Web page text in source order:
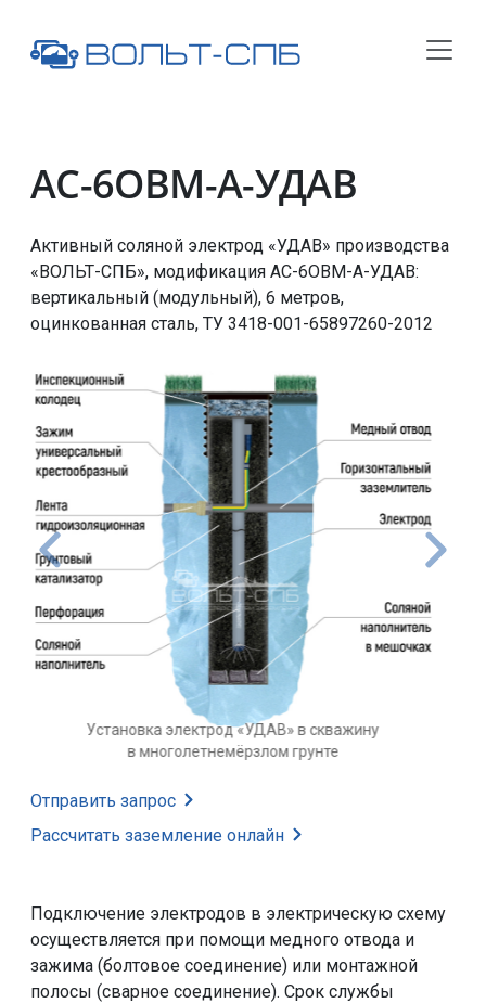
АС-6ОВМ-А-УДАВ
Активный соляной электрод «УДАВ» производства
«ВОЛЬТ-СПБ», модификация АС-6ОВМ-А-УДАВ:
вертикальный (модульный), 6 метров,
оцинкованная сталь, ТУ 3418-001-65897260-2012
Установка электрода «УДАВ» в
скважину в грунте
Отправить запрос
Рассчитать заземление онлайн
Подключение электродов в электрическую схему
осуществляется при помощи медного отвода и
зажима (болтовое соединение) или монтажной
полосы (сварное соединение). Срок службы